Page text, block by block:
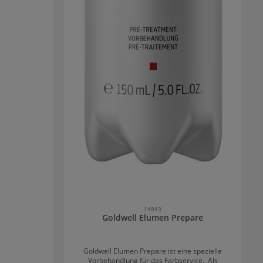
14843
Goldwell Elumen Prepare
Goldwell Elumen Prepare ist eine spezielle
Vorbehandlung für das Farbservice. Als